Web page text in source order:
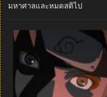
มหาศาลและหมดสติไป